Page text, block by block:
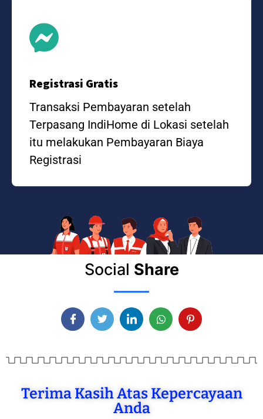
Registrasi Gratis
Transaksi Pembayaran setelah
Terpasang IndiHome di Lokasi setelah
itu melakukan Pembayaran Biaya
Registrasi
Social Share
Terima Kasih Atas Kepercayaan
Anda